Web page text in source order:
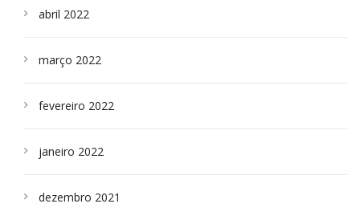
abril 2022
março 2022
fevereiro 2022
janeiro 2022
dezembro 2021